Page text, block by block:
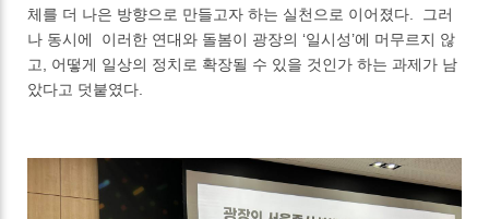
체를 더 나은 방향으로 만들고자 하는 실천으로 이어졌다. 그러
나 동시에 이러한 연대와 돌봄이 광장의 ‘일시성’에 머무르지 않
고, 어떻게 일상의 정치로 확장될 수 있을 것인가 하는 과제가 남
았다고 덧붙였다.